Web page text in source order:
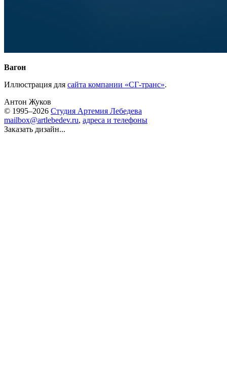
Вагон
Иллюстрация для сайта компании «СГ-транс».
Антон Жуков
© 1995–2026 Студия Артемия Лебедева
mailbox@artlebedev.ru, адреса и телефоны
Заказать дизайн...